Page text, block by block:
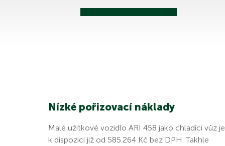
Nízké pořizovací náklady
Malé užitkové vozidlo ARI 458 jako chladící vůz je
k dispozici již od 585.264 Kč bez DPH. Takhle